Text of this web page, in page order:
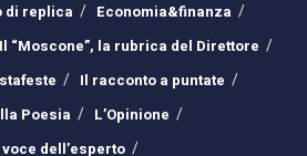
di replica
Economia&finanza
Il “Moscone”, la rubrica del Direttore
Il racconto a puntate
Poesia
L’Opinione
voce dell’esperto